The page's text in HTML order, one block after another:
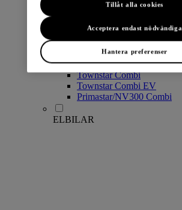
Qashqai
LEAF
ARIYA
X-Trail
Townstar Combi
Townstar Combi EV
Primastar/NV300 Combi
ELBILAR
Hantera preferenser
Acceptera endast nödvändiga
Tillåt alla cookies